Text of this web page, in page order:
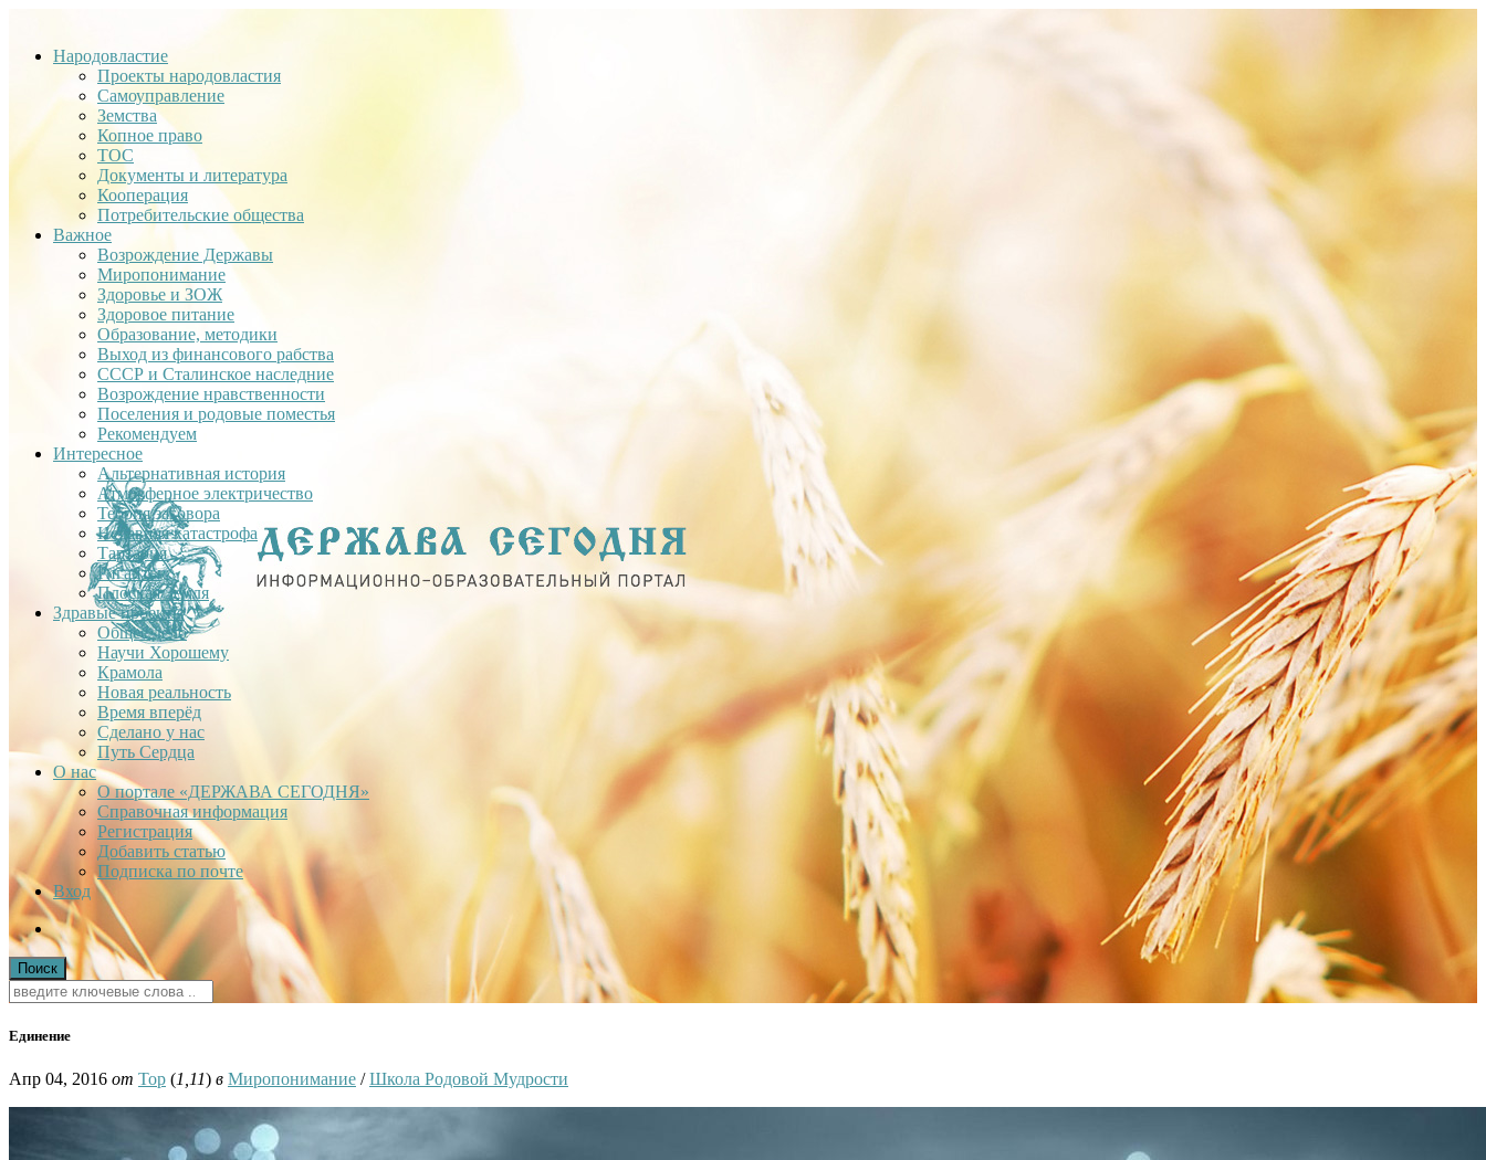
Народовластие
Проекты народовластия
Самоуправление
Земства
Копное право
ТОС
Документы и литература
Кооперация
Потребительские общества
Важное
Возрождение Державы
Миропонимание
Здоровье и ЗОЖ
Здоровое питание
Образование, методики
Выход из финансового рабства
СССР и Сталинское наследние
Возрождение нравственности
Поселения и родовые поместья
Рекомендуем
Интересное
Альтернативная история
Атмосферное электричество
Теория заговора
Недавняя катастрофа
Тартария
Гиганты
Плоская Земля
Здравые проекты
Общее дело
Научи Хорошему
Крамола
Новая реальность
Время вперёд
Сделано у нас
Путь Сердца
О нас
О портале «ДЕРЖАВА СЕГОДНЯ»
Справочная информация
Регистрация
Добавить статью
Подписка по почте
Вход
Единение
Апр 04, 2016 от Тор (1,11) в Миропонимание /Школа Родовой Мудрости